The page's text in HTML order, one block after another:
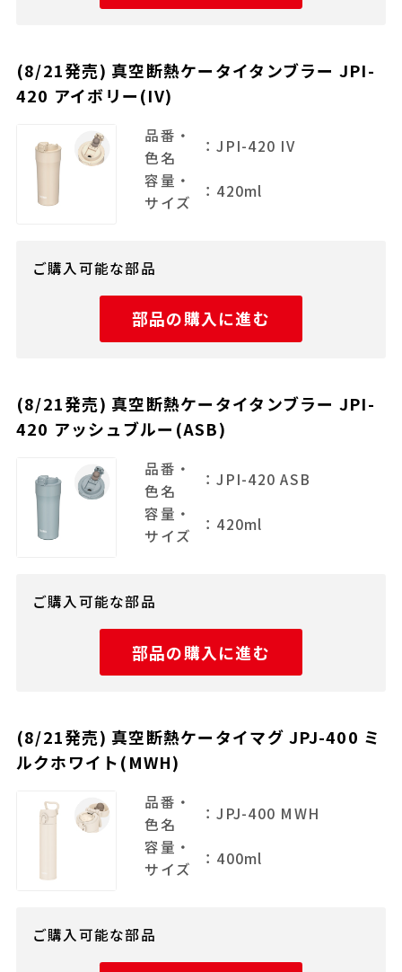
(8/21発売) 真空断熱ケータイタンブラー JPI-
420 アイボリー(IV)
品番・
色名
：JPI-420 IV
容量・
サイズ
：420ml
ご購入可能な部品
部品の購入に進む
(8/21発売) 真空断熱ケータイタンブラー JPI-
420 アッシュブルー(ASB)
品番・
色名
：JPI-420 ASB
容量・
サイズ
：420ml
ご購入可能な部品
部品の購入に進む
(8/21発売) 真空断熱ケータイマグ JPJ-400 ミ
ルクホワイト(MWH)
品番・
色名
：JPJ-400 MWH
容量・
サイズ
：400ml
ご購入可能な部品